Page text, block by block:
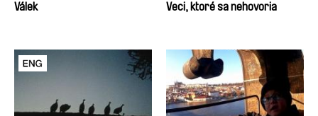
Válek Veci, ktoré sa nehovoria